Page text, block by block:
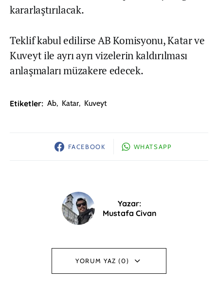
kararlaştırılacak.
Teklif kabul edilirse AB Komisyonu, Katar ve
Kuveyt ile ayrı ayrı vizelerin kaldırılması
anlaşmaları müzakere edecek.
Etiketler: Ab, Katar, Kuveyt
FACEBOOK WHATSAPP
Yazar:
Mustafa Civan
YORUM YAZ (0)